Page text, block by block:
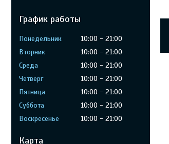
График работы
Понедельник 10:00
21:00
Вторник
10:00
21:00
Среда
10:00
21:00
Четверг
10:00
21:00
Пятница
10:00
21:00
Суббота
10:00
21:00
Воскресенье
10:00 21:00
Карта